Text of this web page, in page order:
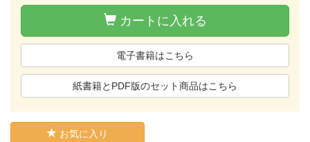
カートに入れる
電子書籍はこちら
紙書籍とPDF版のセット商品はこちら
お気に入り